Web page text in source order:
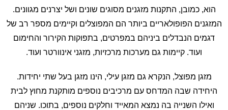
הוא, כמובן, התקנות מזגנים מסוגים שונים ושל יצרנים מגוונים.
המזגנים הפופולאריים ביותר הם המפוצלים וקיימים מספר רב של
דגמים הנבדלים ביניהם במפרטים, בתפוקות הקירור והחימום
ועוד. קיימות גם מערכות מרכזיות, מזגני אינוורטר ועוד.
מזגן מפוצל, הנקרא גם מזגן עילי, הינו מזגן בעל שתי יחידות.
היחידה שבה המדחס עם מרכיבים נוספים מותקנת מחוץ לבית
ואילו השנייה בה נמצא המאייד וחלקים נוספים, בתוכו. שניהם